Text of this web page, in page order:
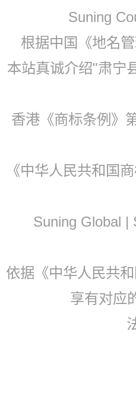
Suning
根据中国《地名
本站真诚介绍"肃宁
香港《商标条例》
《中华人民共和国
Suning Global |
依据《中华人民共
享有对应